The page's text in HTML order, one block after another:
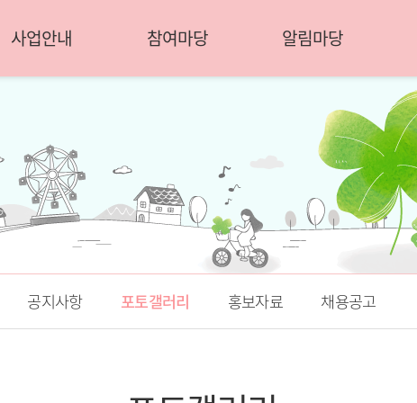
사업안내 참여마당 알림마당
공지사항 포토갤러리 홍보자료 채용공고